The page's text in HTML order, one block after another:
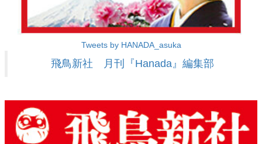
Tweets by HANADA_asuka
飛鳥新社 月刊『Hanada』編集部